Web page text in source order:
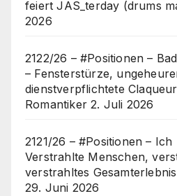
feiert JAS_terday (drums
2026
2122/26 – #Positionen –
– Fensterstürze,
dienstverpflichtete
Romantiker 2. Juli 2026
2121/26 – #Positionen –
Verstrahlte Menschen,
verstrahltes
29. Juni 2026